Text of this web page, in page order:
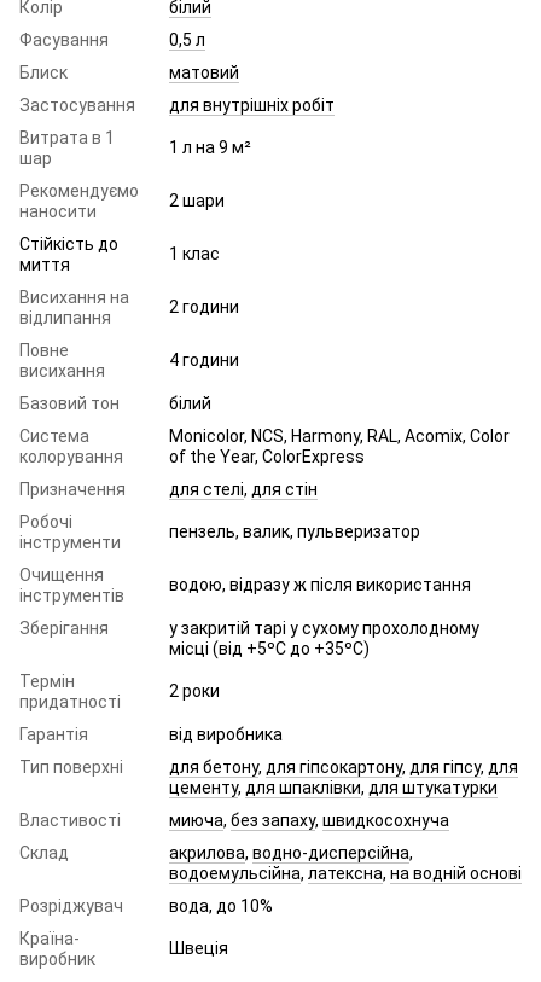
Колір
білий
Фасування
0,5 л
Блиск
матовий
Застосування
для внутрішніх робіт
Витрата в 1
шар
1 л на 9 м²
Рекомендуємо
наносити
2 шари
Стійкість до
миття
1 клас
Висихання на
відлипання
2 години
Повне
висихання
4 години
Базовий тон
білий
Система
колорування
Monicolor, NCS, Harmony, RAL, Acomix, Color
of the Year, ColorExpress
Призначення
для стелі, для стін
Робочі
інструменти
пензель, валик, пульверизатор
Очищення
інструментів
водою, відразу ж після використання
Зберігання
у закритій тарі у сухому прохолодному
місці (від +5ºC до +35ºC)
Термін
придатності
2 роки
Гарантія
від виробника
Тип поверхні
для бетону, для гіпсокартону, для гіпсу, для
цементу, для шпаклівки, для штукатурки
Властивості
миюча, без запаху, швидкосохнуча
Склад
акрилова, водно-дисперсійна,
водоемульсійна, латексна, на водній основі
Розріджувач
вода, до 10%
Країна-
виробник
Швеція